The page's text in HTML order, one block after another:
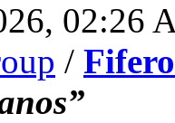
02:26
/